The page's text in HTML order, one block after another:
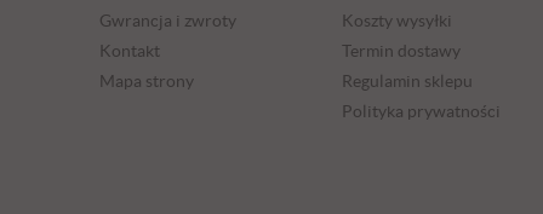
Gwrancja i zwroty
Kontakt
Mapa strony
Koszty wysyłki
Termin dostawy
Regulamin sklepu
Polityka prywatności